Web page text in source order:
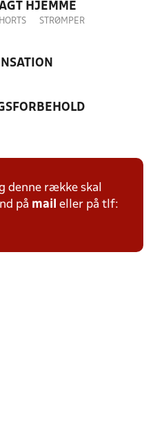
HJEMME
STRØMPER
denne række skal
på mail eller på tlf: